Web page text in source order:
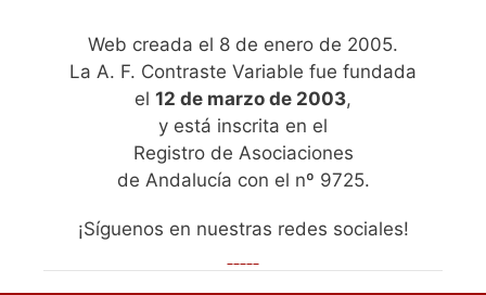
Web creada el 8 de enero de 2005.
La A. F. Contraste Variable fue fundada
el 12 de marzo de 2003,
y está inscrita en el
Registro de Asociaciones
de Andalucía con el nº 9725.
¡Síguenos en nuestras redes sociales!